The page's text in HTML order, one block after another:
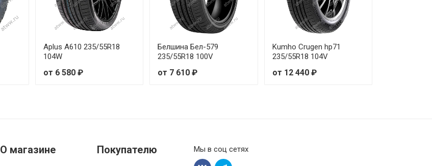
Aplus A610 235/55R18
104W
от 6 580 ₽
Белшина Бел-579
235/55R18 100V
от 7 610 ₽
Kumho Crugen hp71
235/55R18 104V
от 12 440 ₽
О магазине Покупателю Мы в соц сетях